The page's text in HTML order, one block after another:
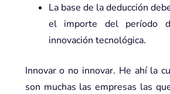
La base de la deducción
el importe del período
innovación tecnológica.
Innovar o no innovar. He ahí la
son muchas las empresas las